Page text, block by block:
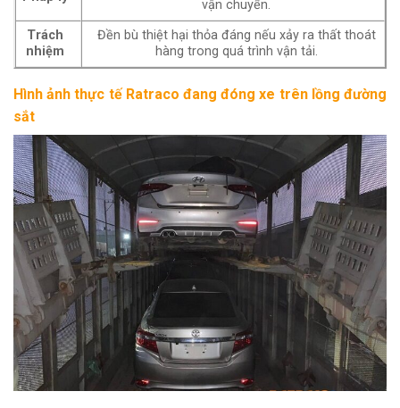
vận chuyển.
Trách
nhiệm
Đền bù thiệt hại thỏa đáng nếu xảy ra thất thoát
hàng trong quá trình vận tải.
Hình ảnh thực tế Ratraco đang đóng xe trên lồng đường
sắt